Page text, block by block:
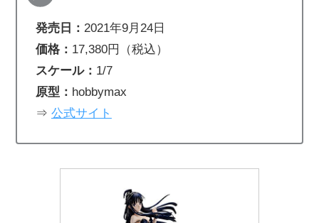
発売日： 2021年9月24日
価格： 17,380円（税込）
スケール： 1/7
原型： hobbymax
⇒ 公式サイト